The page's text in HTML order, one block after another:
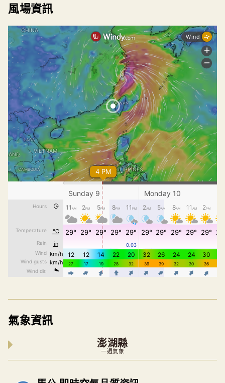
風場資訊
氣象資訊
澎湖縣
一週氣象